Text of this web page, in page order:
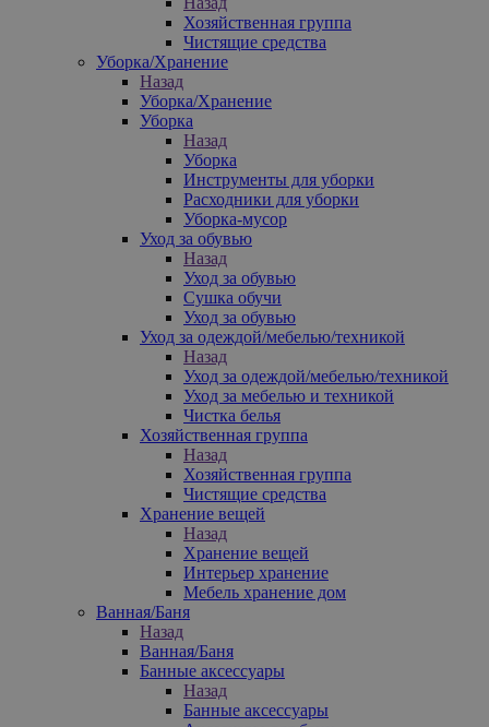
Хозяйственная группа
Чистящие средства
Уборка/Хранение
Назад
Уборка/Хранение
Уборка
Назад
Уборка
Инструменты для уборки
Расходники для уборки
Уборка-мусор
Уход за обувью
Назад
Уход за обувью
Сушка обучи
Уход за обувью
Уход за одеждой/мебелью/техникой
Назад
Уход за одеждой/мебелью/техникой
Уход за мебелью и техникой
Чистка белья
Хозяйственная группа
Назад
Хозяйственная группа
Чистящие средства
Хранение вещей
Назад
Хранение вещей
Интерьер хранение
Мебель хранение дом
Ванная/Баня
Назад
Ванная/Баня
Банные аксессуары
Назад
Банные аксессуары